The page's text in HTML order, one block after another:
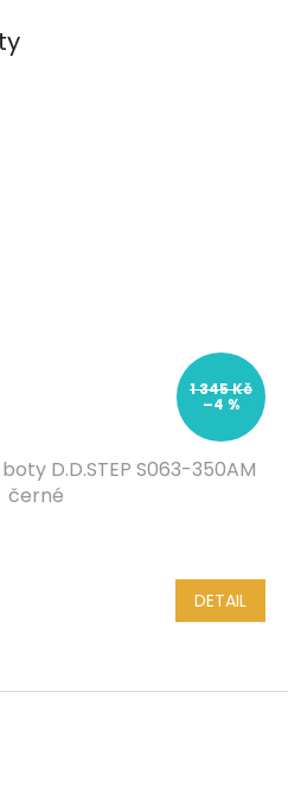
1 345 Kč
–4 %
D.D.STEP S063-350AM
černé
DETAIL